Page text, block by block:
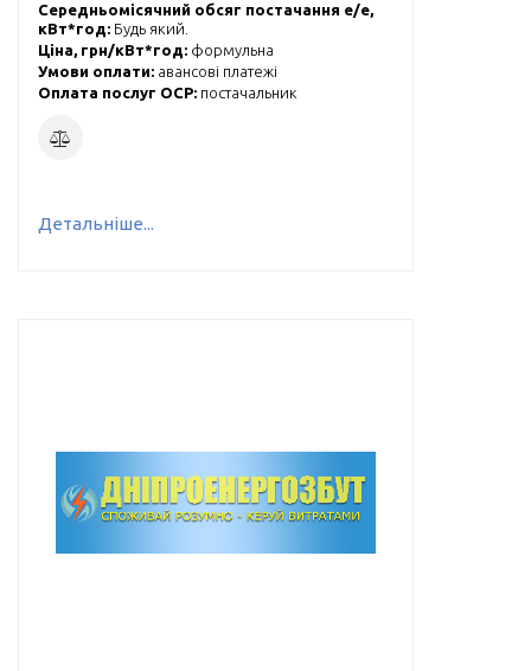
Середньомісячний обсяг постачання е/е,
кВт*год: Будь який.
Ціна, грн/кВт*год: формульна
Умови оплати: авансові платежі
Оплата послуг ОСР: постачальник
Детальніше...